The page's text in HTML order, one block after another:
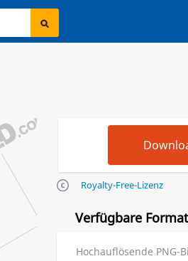
Royalty-Free-Lizenz
Verfügbare
Hochauflösende PNG-